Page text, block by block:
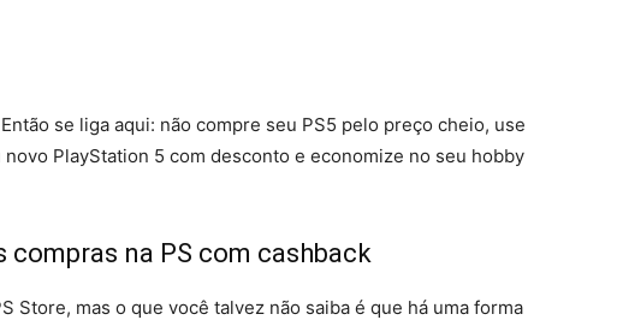
se liga aqui: não compre seu PS5 pelo preço cheio, use
novo PlayStation 5 com desconto e economize no seu hobby
compras na PS com cashback
Store, mas o que você talvez não saiba é que há uma forma